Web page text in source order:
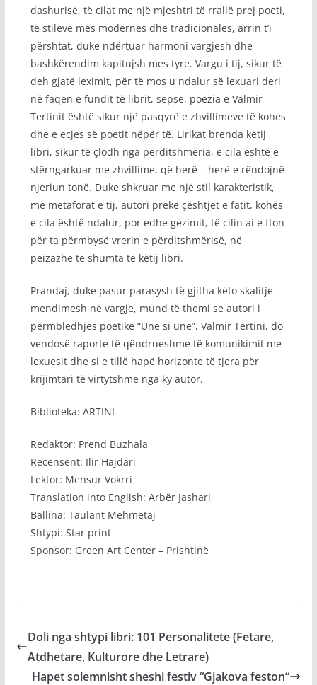
dashurisë, të cilat me një mjeshtri të rrallë prej poeti,
të stileve mes modernes dhe tradicionales, arrin t’i
përshtat, duke ndërtuar harmoni vargjesh dhe
bashkërendim kapitujsh mes tyre. Vargu i tij, sikur të
deh gjatë leximit, për të mos u ndalur së lexuari deri
në faqen e fundit të librit, sepse, poezia e Valmir
Tertinit është sikur një pasqyrë e zhvillimeve të kohës
dhe e ecjes së poetit nëpër të. Lirikat brenda këtij
libri, sikur të çlodh nga përditshmëria, e cila është e
stërngarkuar me zhvillime, që herë – herë e rëndojnë
njeriun tonë. Duke shkruar me një stil karakteristik,
me metaforat e tij, autori prekë çështjet e fatit, kohës
e cila është ndalur, por edhe gëzimit, të cilin ai e fton
për ta përmbysë vrerin e përditshmërisë, në
peizazhe të shumta të këtij libri.
Prandaj, duke pasur parasysh të gjitha këto skalitje
mendimesh në vargje, mund të themi se autori i
përmbledhjes poetike “Unë si unë”, Valmir Tertini, do
vendosë raporte të qëndrueshme të komunikimit me
lexuesit dhe si e tillë hapë horizonte të tjera për
krijimtari të virtytshme nga ky autor.
Biblioteka: ARTINI
Redaktor: Prend Buzhala
Recensent: Ilir Hajdari
Lektor: Mensur Vokrri
Translation into English: Arbër Jashari
Ballina: Taulant Mehmetaj
Shtypi: Star print
Sponsor: Green Art Center – Prishtinë
Doli nga shtypi libri: 101 Personalitete (Fetare,
Atdhetare, Kulturore dhe Letrare)
Hapet solemnisht sheshi festiv “Gjakova feston“